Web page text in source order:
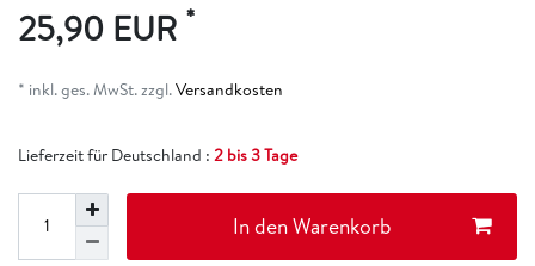
25,90 EUR *
* inkl. ges. MwSt. zzgl.Versandkosten
Lieferzeit für Deutschland : 2 bis 3 Tage
In den Warenkorb